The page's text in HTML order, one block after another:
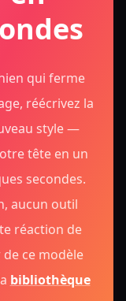
qui ferme
réécrivez la
style —
tête en un
secondes.
aucun outil
réaction de
ce modèle
bibliothèque